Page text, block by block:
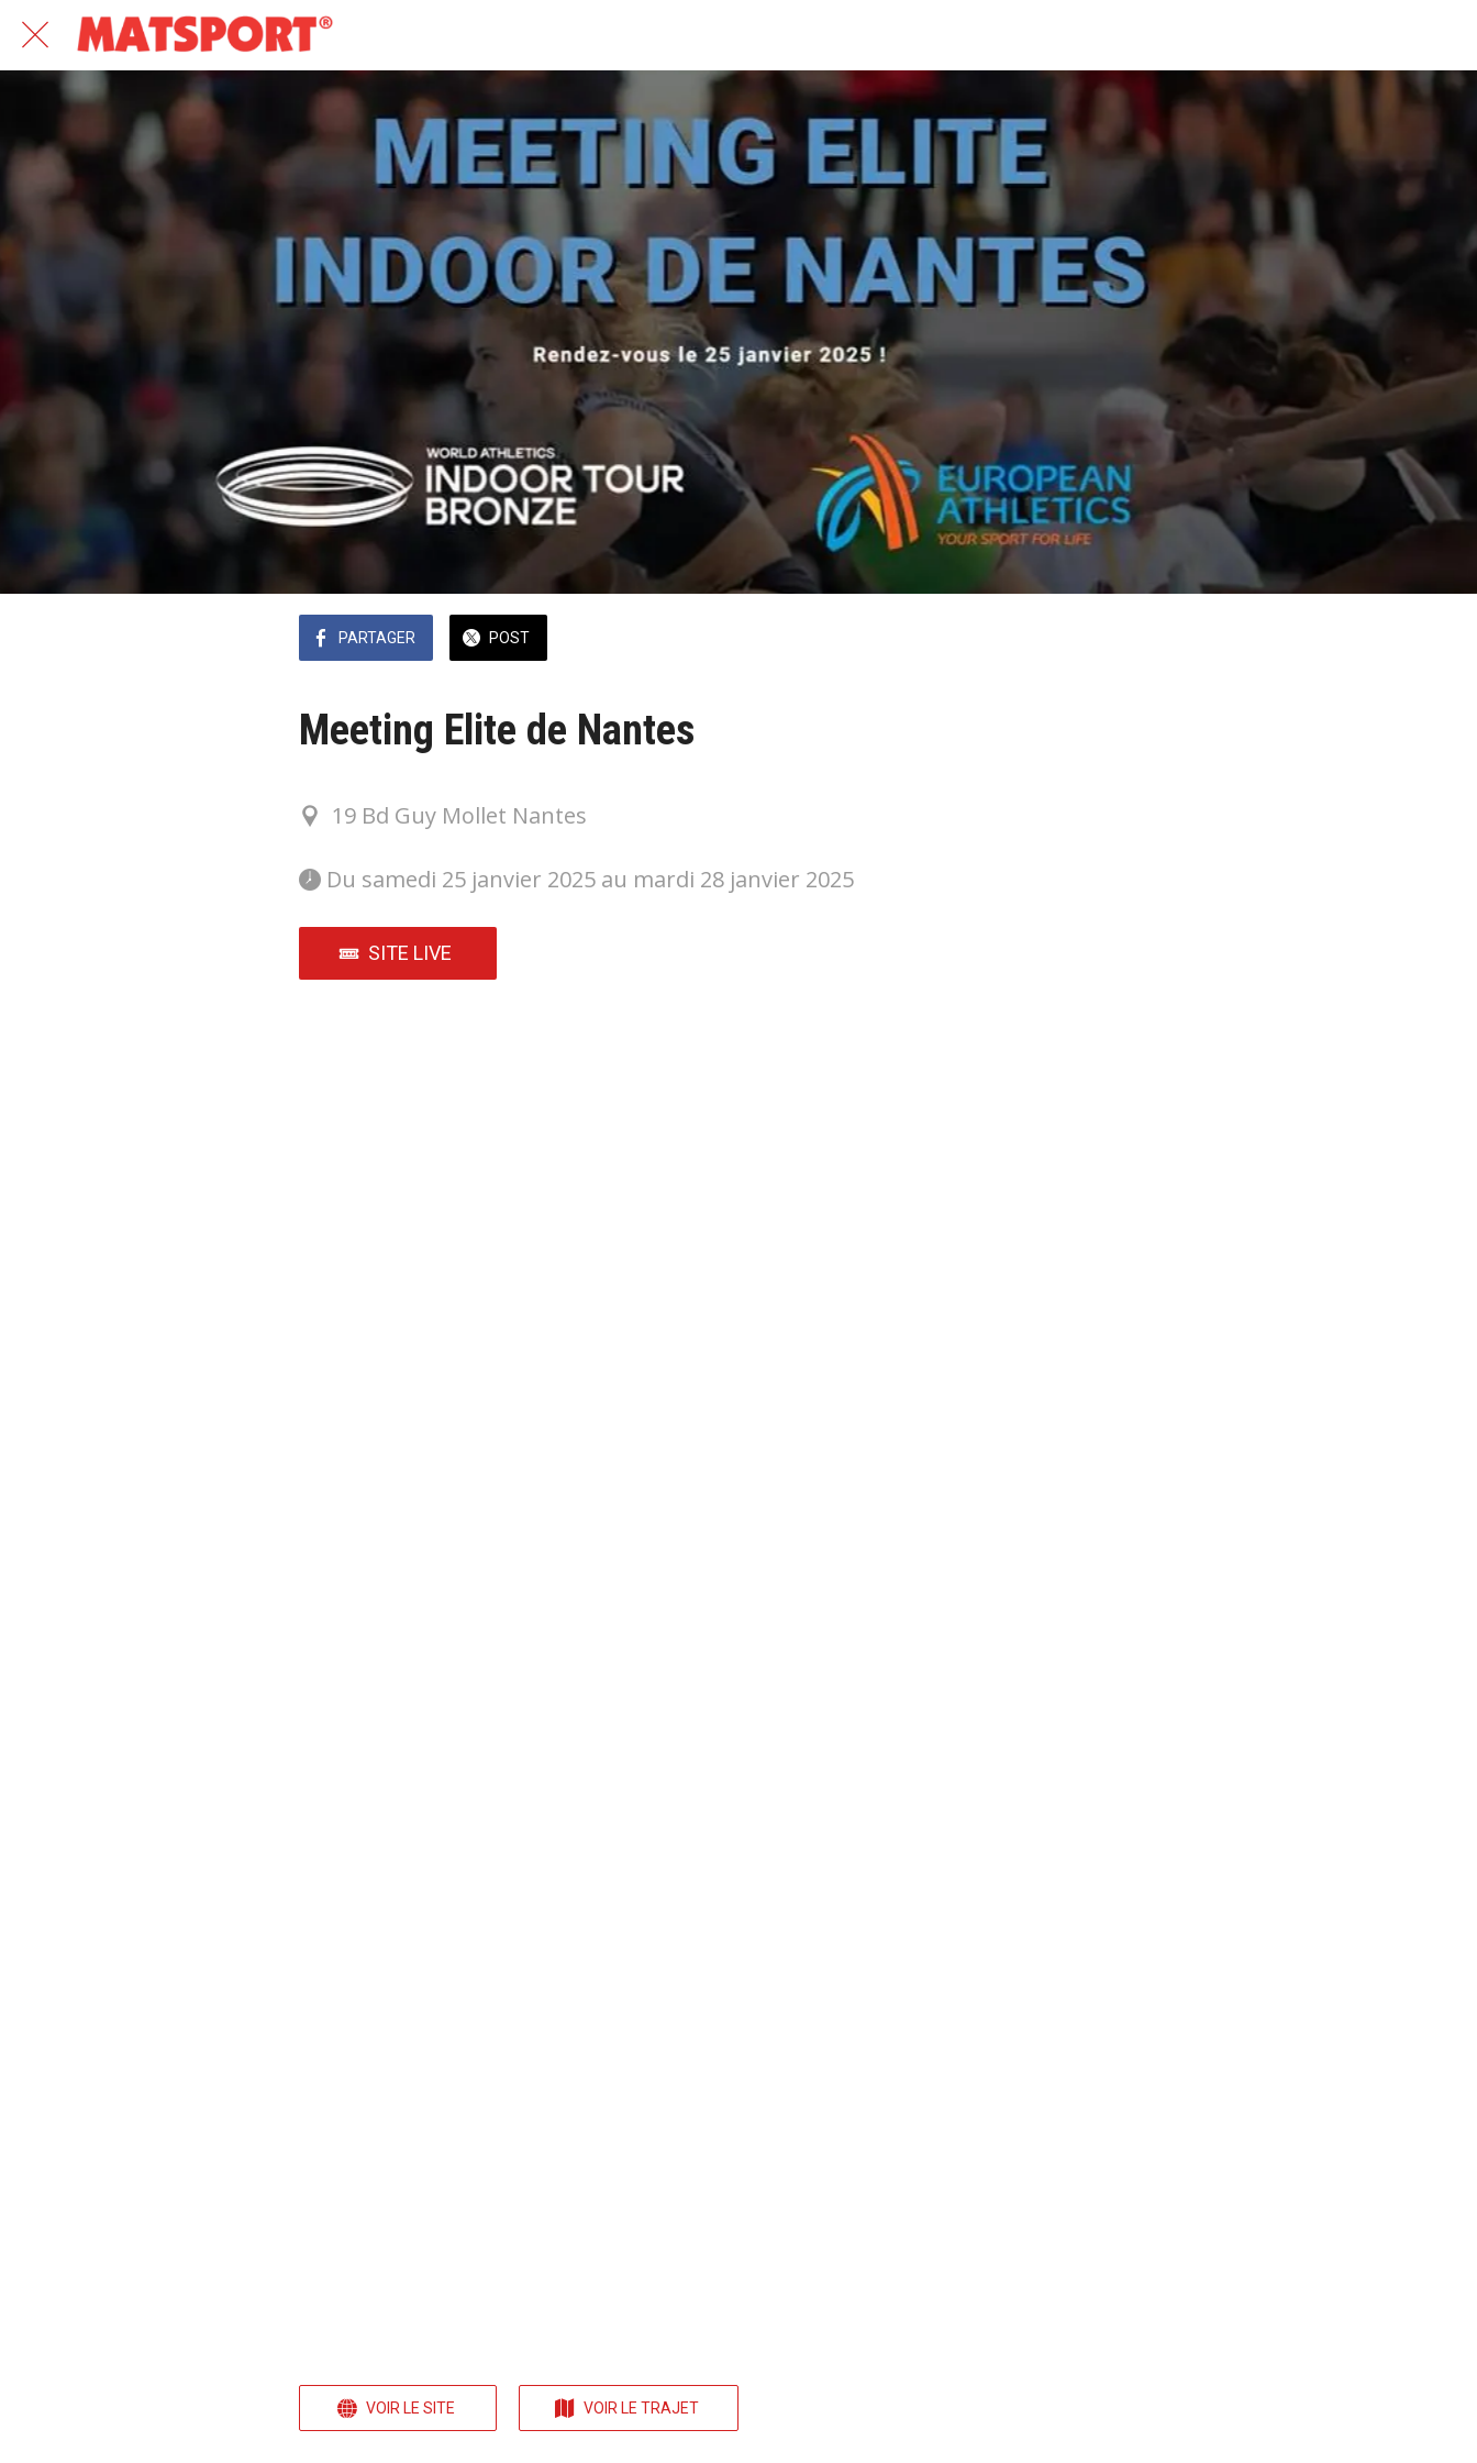
PARTAGER POST
Meeting Elite de Nantes
19 Bd Guy Mollet Nantes
Du samedi 25 janvier 2025 au mardi 28 janvier 2025
SITE LIVE
VOIR LE SITE VOIR LE TRAJET